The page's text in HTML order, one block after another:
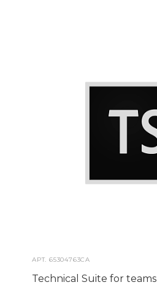
АРТ.65304763CA
Technical Suite for teams